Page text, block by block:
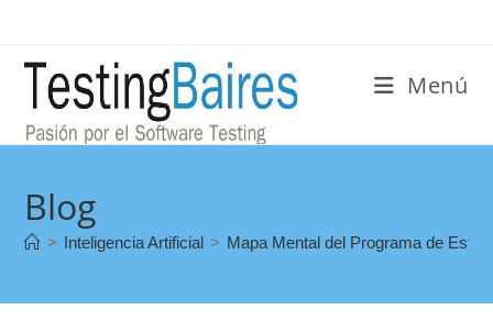
Menú
Blog
> Inteligencia Artificial > Mapa Mental del Programa de